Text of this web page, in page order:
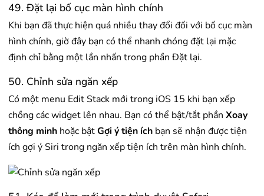
49. Đặt lại bố cục màn hình chính
Khi bạn đã thực hiện quá nhiều thay đổi đối với bố cục màn
hình chính, giờ đây bạn có thể nhanh chóng đặt lại mặc
định chỉ bằng một lần nhấn trong phần Đặt lại.
50. Chỉnh sửa ngăn xếp
Có một menu Edit Stack mới trong iOS 15 khi bạn xếp
chồng các widget lên nhau. Bạn có thể bật/tắt phần Xoay
thông minh hoặc bậtGợi ý tiện ích bạn sẽ nhận được tiện
ích gợi ý Siri trong ngăn xếp tiện ích trên màn hình chính.